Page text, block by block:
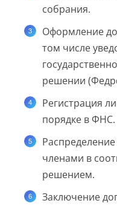
собрания.
Оформление
том числе
решении
Регистрация
порядке в ФНС.
членами в
решением.
Заключение